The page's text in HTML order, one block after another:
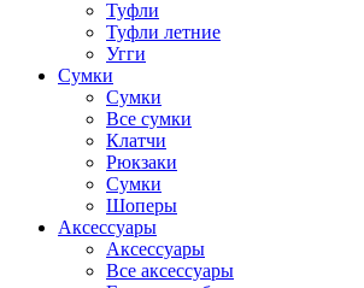
Туфли
Туфли летние
Угги
Сумки
Сумки
Все сумки
Клатчи
Рюкзаки
Сумки
Шоперы
Аксессуары
Аксессуары
Все аксессуары